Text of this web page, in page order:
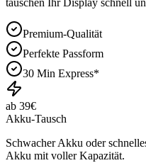
tauschen Ihr Display schnell
Premium-Qualität
Perfekte Passform
30 Min Express*
ab 39€
Akku-Tausch
Schwacher Akku oder
Akku mit voller Kapazität.